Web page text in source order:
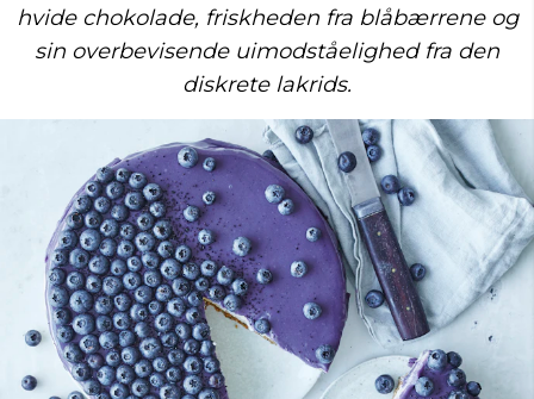
hvide chokolade, friskheden fra blåbærrene og
sin overbevisende uimodståelighed fra den
diskrete lakrids.